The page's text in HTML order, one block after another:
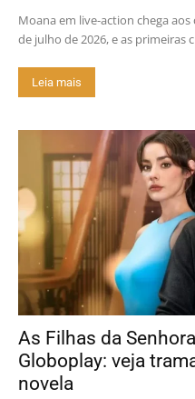
Moana em live-action chega
de julho de 2026, e as primeiras
Leia mais
As Filhas da
Globoplay: veja
novela